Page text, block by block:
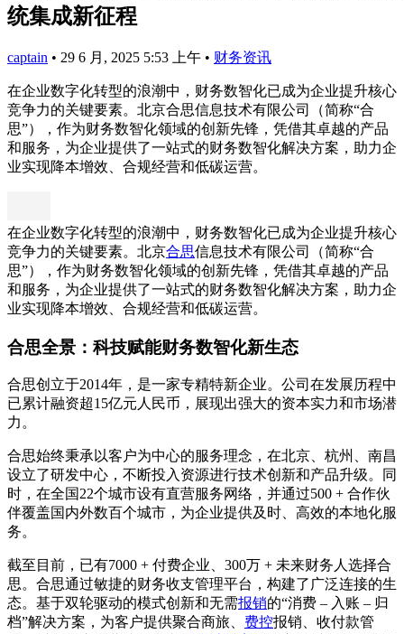
统集成新征程
captain • 29 6 月, 2025 5:53 上午 • 财务资讯
在企业数字化转型的浪潮中，财务数智化已成为企业提升核心
竞争力的关键要素。北京合思信息技术有限公司（简称“合
思”），作为财务数智化领域的创新先锋，凭借其卓越的产品
和服务，为企业提供了一站式的财务数智化解决方案，助力企
业实现降本增效、合规经营和低碳运营。
在企业数字化转型的浪潮中，财务数智化已成为企业提升核心
竞争力的关键要素。北京合思信息技术有限公司（简称“合
思”），作为财务数智化领域的创新先锋，凭借其卓越的产品
和服务，为企业提供了一站式的财务数智化解决方案，助力企
业实现降本增效、合规经营和低碳运营。
合思全景：科技赋能财务数智化新生态
合思创立于2014年，是一家专精特新企业。公司在发展历程中
已累计融资超15亿元人民币，展现出强大的资本实力和市场潜
力。
合思始终秉承以客户为中心的服务理念，在北京、杭州、南昌
设立了研发中心，不断投入资源进行技术创新和产品升级。同
时，在全国22个城市设有直营服务网络，并通过500 + 合作伙
伴覆盖国内外数百个城市，为企业提供及时、高效的本地化服
务。
截至目前，已有7000 + 付费企业、300万 + 未来财务人选择合
思。合思通过敏捷的财务收支管理平台，构建了广泛连接的生
态。基于双轮驱动的模式创新和无需报销的“消费 – 入账 – 归
档”解决方案，为客户提供聚合商旅、 费控报销、收付款管